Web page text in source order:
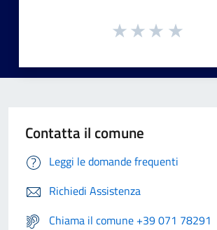
Contatta il comune
Leggi le domande frequenti
Richiedi Assistenza
Chiama il comune +39 071 78291